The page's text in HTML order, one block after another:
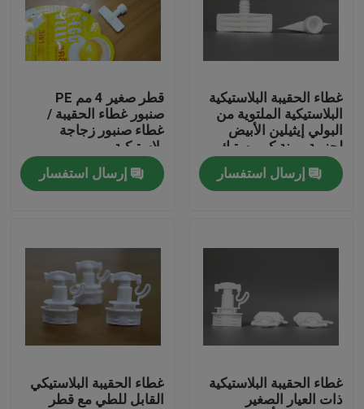
عنّا
جولة في المصنع
مراقبة الجودة
أخبار
البلاستيك صنبور قبعات
غطاء زجاجة بلاستيكية
غطاء الحقيبة البلاستيكية
البلاستيكية الملتوية من
البولي إيثيلين الأبيض
لحزمة مرنة كوميستيك
إرسال استفسار
قطر صغير 4 مم PE
صنبور غطاء الحقيبة /
غطاء صنبور زجاجة
بلاستيكية
إرسال استفسار
غطاء الحقيبة البلاستيكية
ذات العيار الصغير
غطاء الحقيبة البلاستيكي
القابل للطي مع قطر